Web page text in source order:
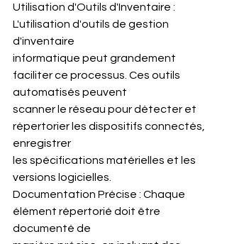
Utilisation d'Outils d'Inventaire :
L'utilisation d'outils de gestion
d'inventaire
informatique peut grandement
faciliter ce processus. Ces outils
automatisés peuvent
scanner le réseau pour détecter et
répertorier les dispositifs connectés,
enregistrer
les spécifications matérielles et les
versions logicielles.
Documentation Précise : Chaque
élément répertorié doit être
documenté de